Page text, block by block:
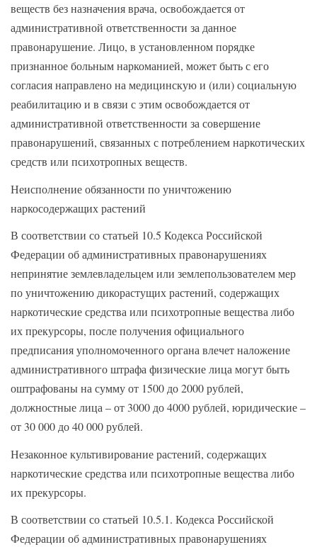
веществ без назначения врача, освобождается от
административной ответственности за данное
правонарушение. Лицо, в установленном порядке
признанное больным наркоманией, может быть с его
согласия направлено на медицинскую и (или) социальную
реабилитацию и в связи с этим освобождается от
административной ответственности за совершение
правонарушений, связанных с потреблением наркотических
средств или психотропных веществ.
Неисполнение обязанности по уничтожению
наркосодержащих растений
В соответствии со статьей 10.5 Кодекса Российской
Федерации об административных правонарушениях
непринятие землевладельцем или землепользователем мер
по уничтожению дикорастущих растений, содержащих
наркотические средства или психотропные вещества либо
их прекурсоры, после получения официального
предписания уполномоченного органа влечет наложение
административного штрафа физические лица могут быть
оштрафованы на сумму от 1500 до 2000 рублей,
должностные лица – от 3000 до 4000 рублей, юридические –
от 30 000 до 40 000 рублей.
Незаконное культивирование растений, содержащих
наркотические средства или психотропные вещества либо
их прекурсоры.
В соответствии со статьей 10.5.1. Кодекса Российской
Федерации об административных правонарушениях